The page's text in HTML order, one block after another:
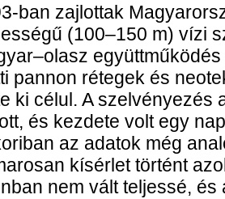
ban zajlottak
(100–150 m) vízi
pannon rétegek és
ki célul. A szelvényezés
és kezdete volt egy
az adatok még
kísérlet történt
nem vált teljessé,